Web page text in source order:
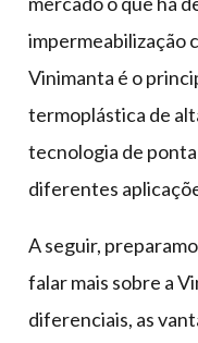
impermeabilização
Vinimanta é o
termoplástica de
tecnologia de
diferentes
A seguir,
falar mais sobre a
diferenciais, as